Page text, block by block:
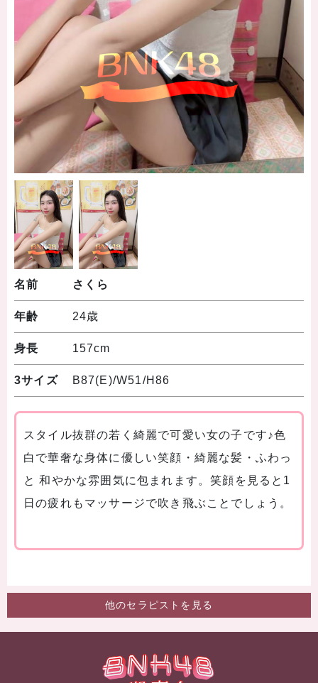
名前 さくら
年齢 24歳
身長 157cm
3サイズ B87(E)/W51/H86
スタイル抜群の若く綺麗で可愛い女の子です♪色
白で華奢な身体に優しい笑顔・綺麗な髪・ふわっ
と 和やかな雰囲気に包まれます。笑顔を見ると1
日の疲れもマッサージで吹き飛ぶことでしょう。
他のセラピストを見る